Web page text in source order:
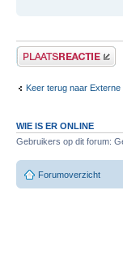
Plaats een reactie
Keer terug naar Externe
WIE IS ER ONLINE
Gebruikers op dit forum:
Forumoverzicht